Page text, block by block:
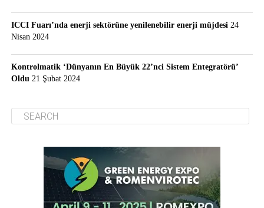
ICCI Fuarı’nda enerji sektörüne yenilenebilir enerji müjdesi 24
Nisan 2024
Kontrolmatik ‘Dünyanın En Büyük 22’nci Sistem Entegratörü’
Oldu 21 Şubat 2024